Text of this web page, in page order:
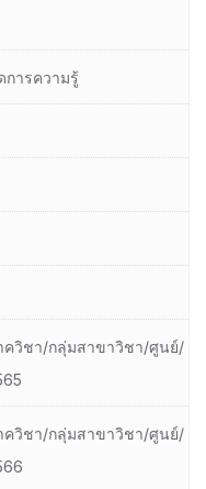
การความรู้
ควิชา/กลุ่มสาขาวิชา/ศูนย์/
ควิชา/กลุ่มสาขาวิชา/ศูนย์/